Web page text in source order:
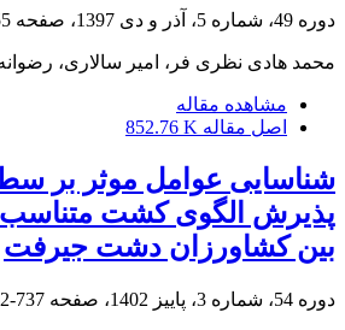
دوره 49، شماره 5، آذر و دی 1397، صفحه
محمد هادی نظری فر، امیر سالاری،
مشاهده مقاله
اصل مقاله 852.76 K
شناسایی عوامل موثر بر
پذیرش الگوی کشت متناسب
بین کشاورزان دشت جیرفت
دوره 54، شماره 3، پاییز 1402، صفحه 737-752